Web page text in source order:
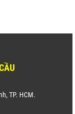
TP. HCM.